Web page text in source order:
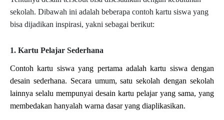
sekolah. Dibawah ini adalah beberapa contoh kartu siswa yang
bisa dijadikan inspirasi, yakni sebagai berikut:
1. Kartu Pelajar Sederhana
Contoh kartu siswa yang pertama adalah kartu siswa dengan
desain sederhana. Secara umum, satu sekolah dengan sekolah
lainnya selalu mempunyai desain kartu pelajar yang sama, yang
membedakan hanyalah warna dasar yang diaplikasikan.